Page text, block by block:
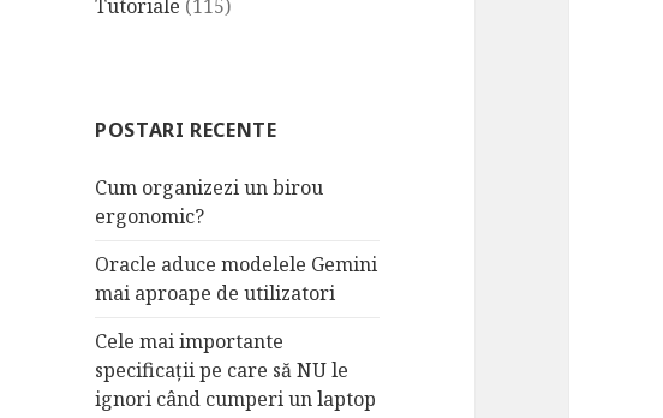
Tutoriale (115)
POSTARI RECENTE
Cum organizezi un birou
ergonomic?
Oracle aduce modelele Gemini
mai aproape de utilizatori
Cele mai importante
specificații pe care să NU le
ignori când cumperi un laptop